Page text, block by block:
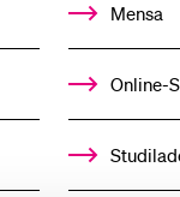
Mensa
Online-